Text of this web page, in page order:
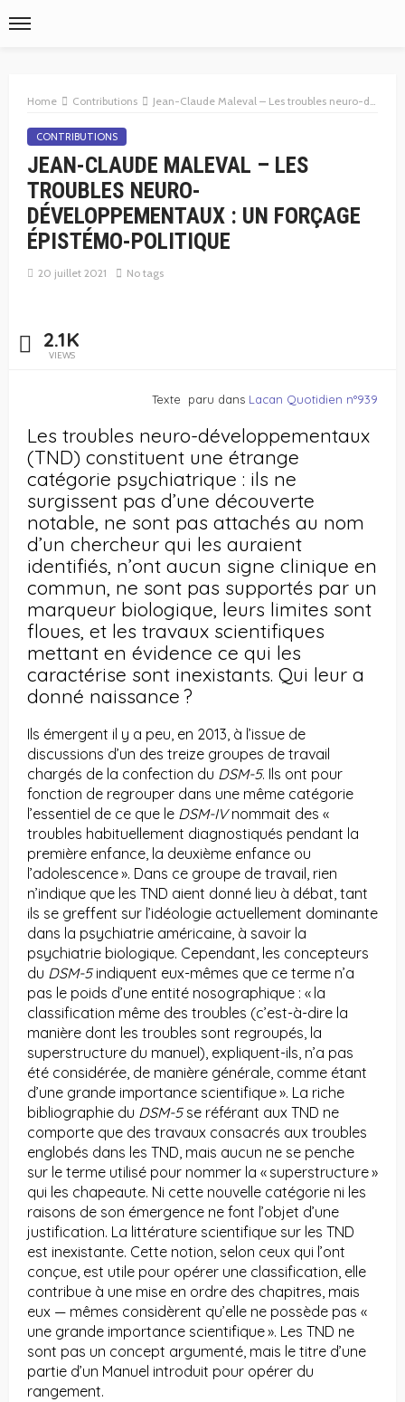
Home Contributions Jean-Claude Maleval – Les troubles neuro-développementaux : un forçage épistémo-politique
CONTRIBUTIONS
JEAN-CLAUDE MALEVAL – LES
TROUBLES NEURO-
DÉVELOPPEMENTAUX : UN FORÇAGE
ÉPISTÉMO-POLITIQUE
20 juillet 2021 No tags
2.1K
VIEWS
Texte paru dans Lacan Quotidien n°939
Les troubles neuro-développementaux
(TND) constituent une étrange
catégorie psychiatrique : ils ne
surgissent pas d’une découverte
notable, ne sont pas attachés au nom
d’un chercheur qui les auraient
identifiés, n’ont aucun signe clinique en
commun, ne sont pas supportés par un
marqueur biologique, leurs limites sont
floues, et les travaux scientifiques
mettant en évidence ce qui les
caractérise sont inexistants. Qui leur a
donné naissance ?
Ils émergent il y a peu, en 2013, à l’issue de
discussions d’un des treize groupes de travail
chargés de la confection du DSM-5. Ils ont pour
fonction de regrouper dans une même catégorie
l’essentiel de ce que le DSM-IVnommait des «
troubles habituellement diagnostiqués pendant la
première enfance, la deuxième enfance ou
l’adolescence ». Dans ce groupe de travail, rien
n’indique que les TND aient donné lieu à débat, tant
ils se greffent sur l’idéologie actuellement dominante
dans la psychiatrie américaine, à savoir la
psychiatrie biologique. Cependant, les concepteurs
du DSM-5indiquent eux-mêmes que ce terme n’a
pas le poids d’une entité nosographique : « la
classification même des troubles (c’est-à-dire la
manière dont les troubles sont regroupés, la
superstructure du manuel), expliquent-ils, n’a pas
été considérée, de manière générale, comme étant
d’une grande importance scientifique ». La riche
bibliographie du DSM-5se référant aux TND ne
comporte que des travaux consacrés aux troubles
englobés dans les TND, mais aucun ne se penche
sur le terme utilisé pour nommer la « superstructure »
qui les chapeaute. Ni cette nouvelle catégorie ni les
raisons de son émergence ne font l’objet d’une
justification. La littérature scientifique sur les TND
est inexistante. Cette notion, selon ceux qui l’ont
conçue, est utile pour opérer une classification, elle
contribue à une mise en ordre des chapitres, mais
eux — mêmes considèrent qu’elle ne possède pas «
une grande importance scientifique ». Les TND ne
sont pas un concept argumenté, mais le titre d’une
partie d’un Manuel introduit pour opérer du
rangement.